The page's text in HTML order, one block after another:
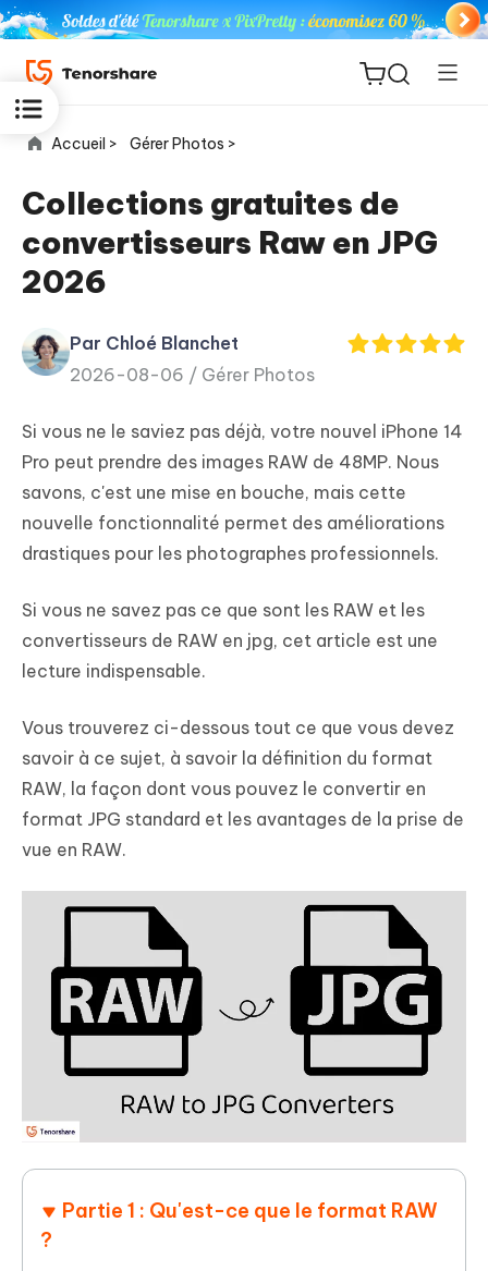
for iOS
PDNob
PDF
New
iAnyGo
Accueil > Gérer Photos >
Collections gratuites de
convertisseurs Raw en JPG
2026
Par Chloé Blanchet
2026-08-06 / Gérer Photos
Si vous ne le saviez pas déjà, votre nouvel iPhone 14
Pro peut prendre des images RAW de 48MP. Nous
savons, c'est une mise en bouche, mais cette
nouvelle fonctionnalité permet des améliorations
drastiques pour les photographes professionnels.
Si vous ne savez pas ce que sont les RAW et les
convertisseurs de RAW en jpg, cet article est une
lecture indispensable.
Vous trouverez ci-dessous tout ce que vous devez
savoir à ce sujet, à savoir la définition du format
RAW, la façon dont vous pouvez le convertir en
format JPG standard et les avantages de la prise de
vue en RAW.
Partie 1 : Qu'est-ce que le format RAW
?